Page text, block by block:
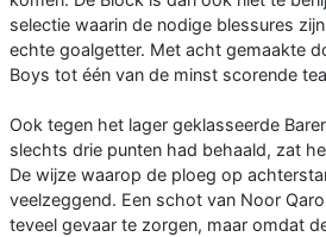
selectie waarin de nodige blessures
echte goalgetter. Met acht gemaakte
Boys tot één van de minst scorende
Ook tegen het lager geklasseerde
slechts drie punten had behaald, zat
De wijze waarop de ploeg op
veelzeggend. Een schot van Noor
teveel gevaar te zorgen, maar omdat